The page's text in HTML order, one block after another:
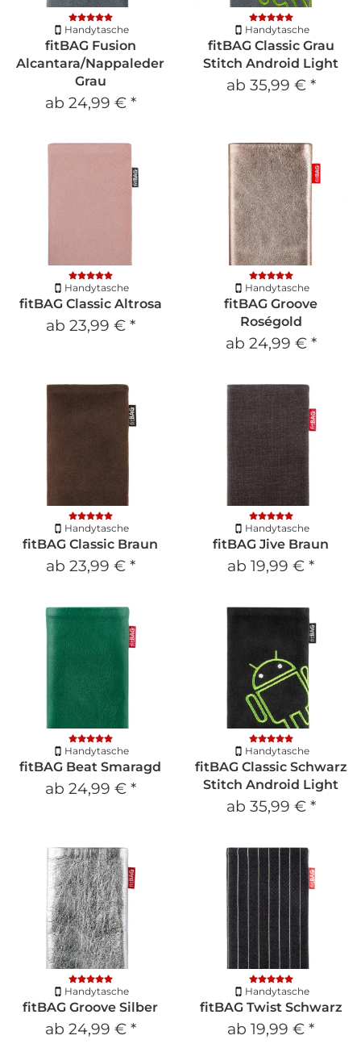
Handytasche
fitBAG Fusion
Alcantara/Nappaleder
Grau
ab 24,99 € *
Handytasche
fitBAG Classic Grau
Stitch Android Light
ab 35,99 € *
Handytasche
fitBAG Classic Altrosa
ab 23,99 € *
Handytasche
fitBAG Groove
Roségold
ab 24,99 € *
Handytasche
fitBAG Classic Braun
ab 23,99 € *
Handytasche
fitBAG Jive Braun
ab 19,99 € *
Handytasche
fitBAG Beat Smaragd
ab 24,99 € *
Handytasche
fitBAG Classic Schwarz
Stitch Android Light
ab 35,99 € *
Handytasche
fitBAG Groove Silber
ab 24,99 € *
Handytasche
fitBAG Twist Schwarz
ab 19,99 € *